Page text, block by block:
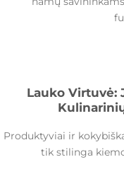
Lauko Virtuvė:
Produktyviai ir
tik stilinga